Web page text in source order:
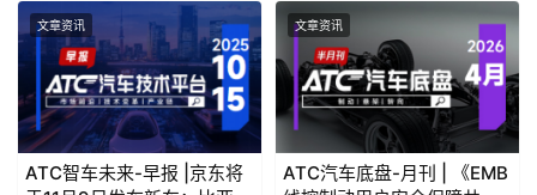
(OliverZipse)在2026财年会上表示，这并不代表宝马会放
弃更高阶的自动驾驶技术研发，将持续关注自动驾驶技术发
展趋势，一旦高阶自动驾驶技术出现可行的商业化模式，将
立即推进相关研发工作。
红旗HS5和红旗H5缅甸上市
文章资讯
ATC智车未来-早报 |京东将
文章资讯
ATC汽车底盘-月刊 | 《EMB